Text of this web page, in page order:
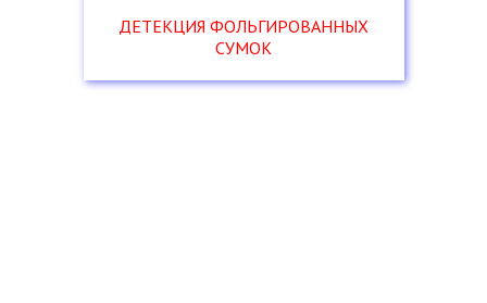
ДЕТЕКЦИЯ ФОЛЬГИРОВАННЫХ
СУМОК